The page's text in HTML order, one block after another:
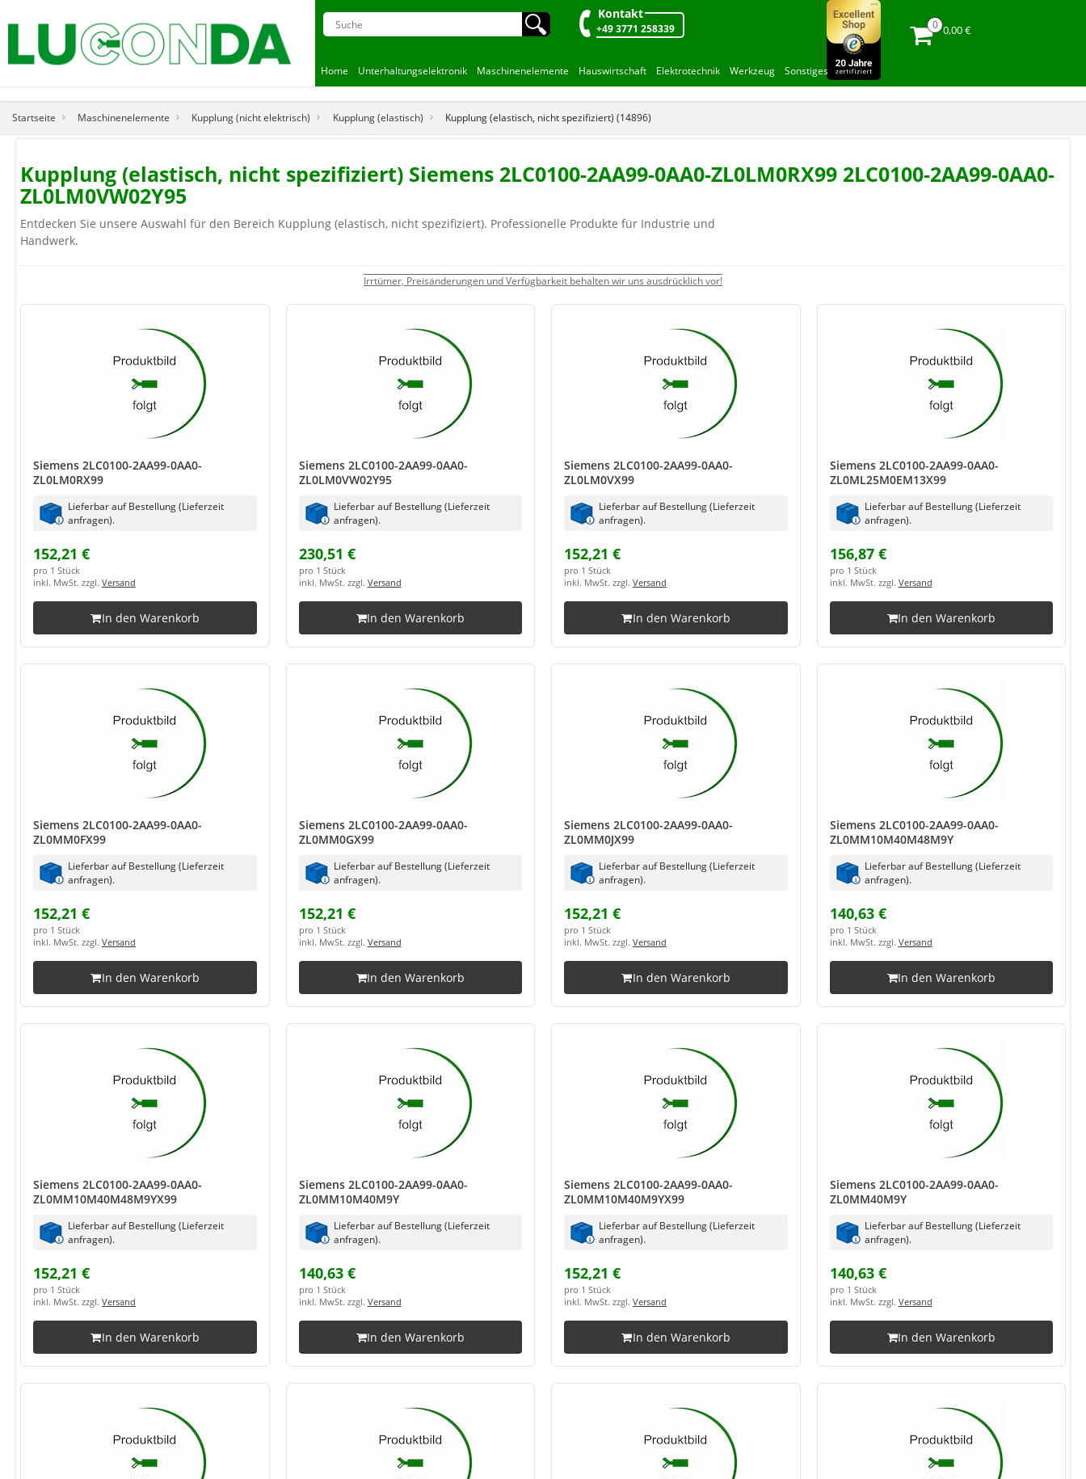
🔍︎ Kontakt
+49 3771 258339 0,00 €
Home Unterhaltungselektronik Maschinenelemente Hauswirtschaft Elektrotechnik Werkzeug Sonstiges
Startseite Maschinenelemente Kupplung (nicht elektrisch) Kupplung (elastisch) Kupplung (elastisch, nicht spezifiziert) (14896)
Kupplung (elastisch, nicht spezifiziert) Siemens 2LC0100-2AA99-0AA0-ZL0LM0RX99 2LC0100-2AA99-0AA0-
ZL0LM0VW02Y95
Entdecken Sie unsere Auswahl für den Bereich Kupplung (elastisch, nicht spezifiziert). Professionelle Produkte für Industrie und
Handwerk.
Irrtümer, Preisänderungen und Verfügbarkeit behalten wir uns ausdrücklich vor!
Siemens 2LC0100-2AA99-0AA0-
ZL0LM0RX99
Lieferbar auf Bestellung (Lieferzeit
anfragen).
152,21 €
pro 1 Stück
inkl. MwSt. zzgl. Versand
In den Warenkorb
Siemens 2LC0100-2AA99-0AA0-
ZL0LM0VW02Y95
Lieferbar auf Bestellung (Lieferzeit
anfragen).
230,51 €
pro 1 Stück
inkl. MwSt. zzgl. Versand
In den Warenkorb
Siemens 2LC0100-2AA99-0AA0-
ZL0LM0VX99
Lieferbar auf Bestellung (Lieferzeit
anfragen).
152,21 €
pro 1 Stück
inkl. MwSt. zzgl. Versand
In den Warenkorb
Siemens 2LC0100-2AA99-0AA0-
ZL0ML25M0EM13X99
Lieferbar auf Bestellung (Lieferzeit
anfragen).
156,87 €
pro 1 Stück
inkl. MwSt. zzgl. Versand
In den Warenkorb
Siemens 2LC0100-2AA99-0AA0-
ZL0MM0FX99
Lieferbar auf Bestellung (Lieferzeit
anfragen).
152,21 €
pro 1 Stück
inkl. MwSt. zzgl. Versand
In den Warenkorb
Siemens 2LC0100-2AA99-0AA0-
ZL0MM0GX99
Lieferbar auf Bestellung (Lieferzeit
anfragen).
152,21 €
pro 1 Stück
inkl. MwSt. zzgl. Versand
In den Warenkorb
Siemens 2LC0100-2AA99-0AA0-
ZL0MM0JX99
Lieferbar auf Bestellung (Lieferzeit
anfragen).
152,21 €
pro 1 Stück
inkl. MwSt. zzgl. Versand
In den Warenkorb
Siemens 2LC0100-2AA99-0AA0-
ZL0MM10M40M48M9Y
Lieferbar auf Bestellung (Lieferzeit
anfragen).
140,63 €
pro 1 Stück
inkl. MwSt. zzgl. Versand
In den Warenkorb
Siemens 2LC0100-2AA99-0AA0-
ZL0MM10M40M48M9YX99
Lieferbar auf Bestellung (Lieferzeit
anfragen).
152,21 €
pro 1 Stück
inkl. MwSt. zzgl. Versand
In den Warenkorb
Siemens 2LC0100-2AA99-0AA0-
ZL0MM10M40M9Y
Lieferbar auf Bestellung (Lieferzeit
anfragen).
140,63 €
pro 1 Stück
inkl. MwSt. zzgl. Versand
In den Warenkorb
Siemens 2LC0100-2AA99-0AA0-
ZL0MM10M40M9YX99
Lieferbar auf Bestellung (Lieferzeit
anfragen).
152,21 €
pro 1 Stück
inkl. MwSt. zzgl. Versand
In den Warenkorb
Siemens 2LC0100-2AA99-0AA0-
ZL0MM40M9Y
Lieferbar auf Bestellung (Lieferzeit
anfragen).
140,63 €
pro 1 Stück
inkl. MwSt. zzgl. Versand
In den Warenkorb